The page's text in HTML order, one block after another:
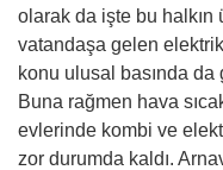
olarak da işte bu
vatandaşa gelen
konu ulusal basında
Buna rağmen hava
evlerinde kombi ve
zor durumda kaldı.